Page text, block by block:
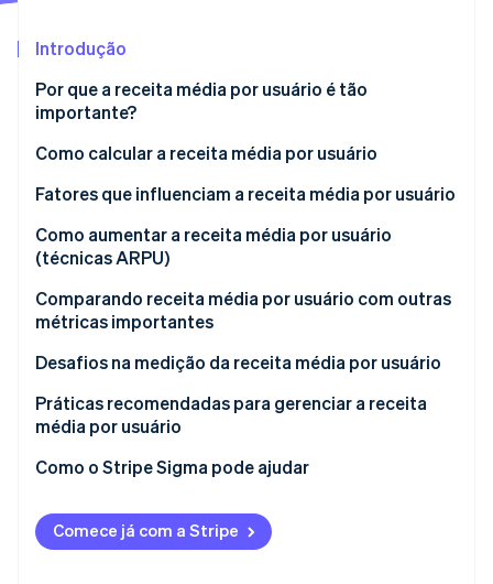
Radar
Atlas
Incorporação de startups
Climate
Identity
Verificação de identidade
Stripe Sessions 2026
Veja como a Stripe está construindo a infraestrutura
Assista agora
Parceiros
Introdução
Por que a receita média por usuário é tão
importante?
Como calcular a receita média por usuário
Exemplo de cálculo da ARPU
Qual é uma boa ARPU?
Fatores que influenciam a receita média por usuário
Como aumentar a receita média por usuário
(técnicas ARPU)
Segmentação e personalização
Upselling e cross-selling
Relacionamento com clientes
Retenção e redução de perda de clientes
Decisões orientadas por dados
Comparando receita média por usuário com outras
métricas importantes
ARPU X Custo de aquisição do Cliente (CAC)
ARPU X valor vitalício do cliente (CLV)
ARPU X Taxa de perda de clientes
ARPU X Usuários ativos mensais (MAU) ou usuários
ativos diários (DAU)
ARPU X Margem de lucro bruto
Desafios na medição da receita média por usuário
Práticas recomendadas para gerenciar a receita
média por usuário
Definição e cálculo consistentes
Segmentação
Revisões e ajustes
Como o Stripe Sigma pode ajudar
Comece já com a Stripe